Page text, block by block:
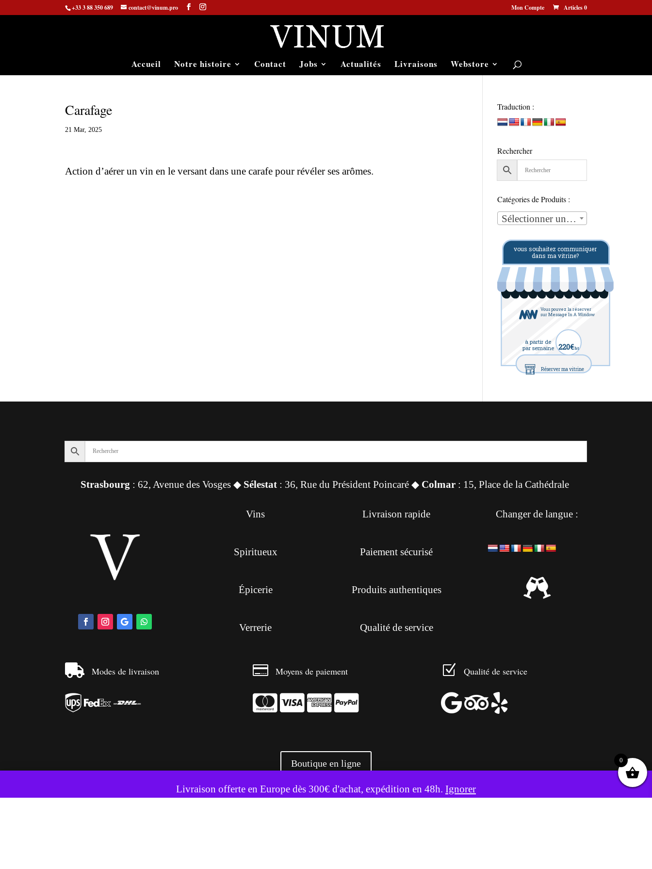
Livraison offerte en Europe dès 300€ d'achat, expédition en 48h. Ignorer
+33 3 88 350 689 contact@vinum.pro Mon Compte Articles 0
Accueil Notre histoire Contact Jobs Actualités Livraisons Webstore
Carafage
21 Mar, 2025
Action d’aérer un vin en le versant dans une carafe pour révéler ses arômes.
Traduction :
Rechercher
Catégories de Produits :
Sélectionner une catégorie
vous souhaitez communiquer
dans ma vitrine?
Vous pouvez la réserver
sur Message In A Window
à partir de
par semaine 220€ht
Réserver ma vitrine
Strasbourg : 62, Avenue des Vosges ◆ Sélestat : 36, Rue du Président Poincaré ◆ Colmar : 15, Place de la Cathédrale
Vins
Spiritueux
Épicerie
Verrerie
Livraison rapide
Paiement sécurisé
Produits authentiques
Qualité de service
Changer de langue :

 Modes de livraison

 Moyens de paiement
  
Z Qualité de service

Boutique en ligne
+ 3500 références livrées partout en Europe
Ce site utilise des cookies pour améliorer votre expérience. Accepter Refuser
0